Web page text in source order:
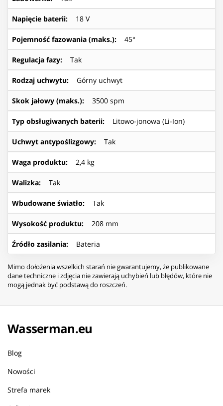
Napięcie baterii: 18 V
Pojemność fazowania (maks.): 45°
Regulacja fazy: Tak
Rodzaj uchwytu: Górny uchwyt
Skok jałowy (maks.): 3500 spm
Typ obsługiwanych baterii: Litowo-jonowa (Li-Ion)
Uchwyt antypoślizgowy: Tak
Waga produktu: 2,4 kg
Walizka: Tak
Wbudowane światło: Tak
Wysokość produktu: 208 mm
Źródło zasilania: Bateria
Mimo dołożenia wszelkich starań nie gwarantujemy, że publikowane
dane techniczne i zdjęcia nie zawierają uchybień lub błędów, które nie
mogą jednak być podstawą do roszczeń.
Wasserman.eu
Blog
Nowości
Strefa marek